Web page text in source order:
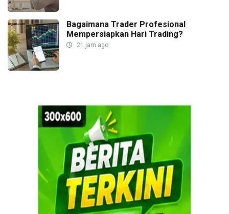
Bagaimana Trader Profesional
Mempersiapkan Hari Trading?
21 jam ago